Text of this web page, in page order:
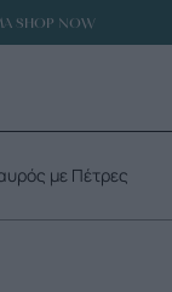
SHOP NOW
με Πέτρες